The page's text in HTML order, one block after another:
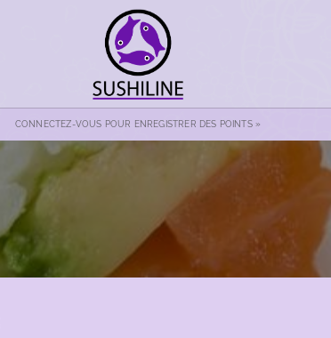
CONNECTEZ-VOUS POUR ENREGISTRER DES POINTS »